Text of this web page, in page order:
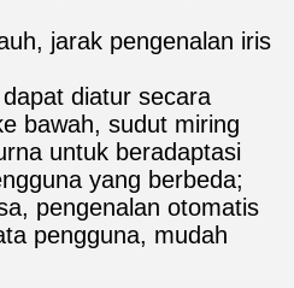
jarak pengenalan iris
diatur secara
bawah, sudut miring
untuk beradaptasi
yang berbeda;
pengenalan otomatis
pengguna, mudah